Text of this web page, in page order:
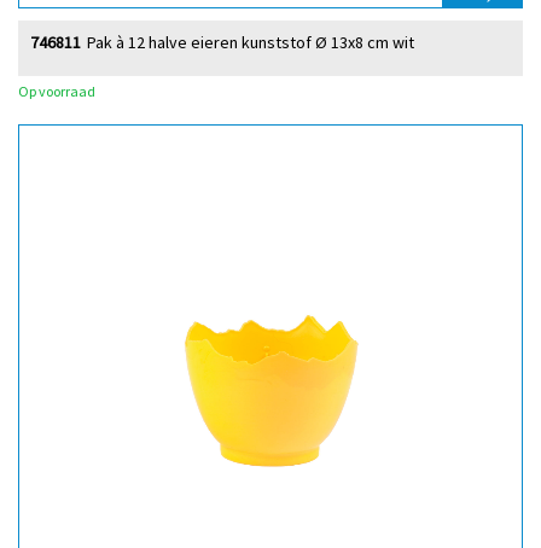
Pak à 12 halve eieren kunststof Ø 13x8 cm wit
746811
Op voorraad